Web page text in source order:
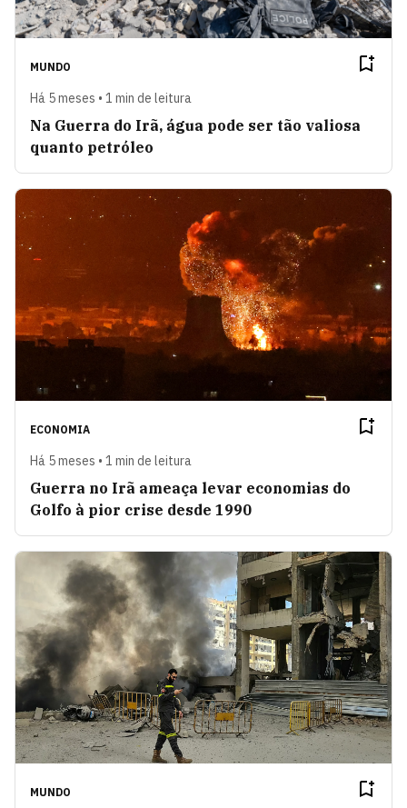
MUNDO
Há 5 meses • 1 min de leitura
Na Guerra do Irã, água pode ser tão valiosa
quanto petróleo
ECONOMIA
Há 5 meses • 1 min de leitura
Guerra no Irã ameaça levar economias do
Golfo à pior crise desde 1990
MUNDO